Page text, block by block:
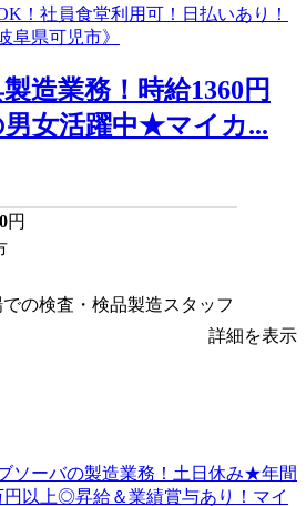
造業務！時給1360円
女活躍中★マイカ...
円
の検査・検品製造スタッフ
詳細を表示